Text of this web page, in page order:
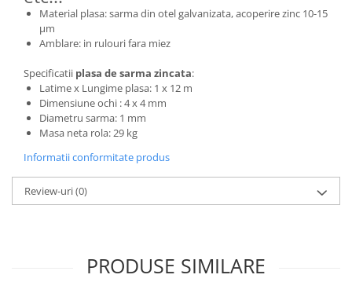
Sarma moale neagra pentru fierari
si dulgheri; sarma zincata; sarma
ghimpata
Plase din polietilena
Plase umbrire
Plase anti insecte
Plase anti pasari
Plase anti buruieni
Plase pentru castraveti
Mobilier din PVC pentru casă
Butoaie pentru vin
Material plasa: sarma din otel galvanizata, acoperire zinc 10-15
μm
Amblare: in rulouri fara miez
Specificatii plasa de sarma zincata:
Latime x Lungime plasa: 1 x 12 m
Dimensiune ochi : 4 x 4 mm
Diametru sarma: 1 mm
Masa neta rola: 29 kg
Informatii conformitate produs
Review-uri(0)
PRODUSE SIMILARE